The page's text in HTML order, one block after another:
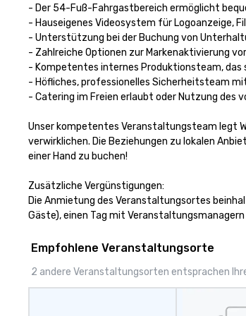
- Der 54-Fuß-Fahrgastbereich ermöglicht
- Hauseigenes Videosystem für Logoanzeige,
- Unterstützung bei der Buchung von
- Zahlreiche Optionen zur Markenaktivierung
- Kompetentes internes Produktionsteam,
- Höfliches, professionelles Sicherheitsteam
- Catering im Freien erlaubt oder Nutzung
Unser kompetentes Veranstaltungsteam legt
verwirklichen. Die Beziehungen zu lokalen
einer Hand zu buchen!
Zusätzliche Vergünstigungen:
Die Anmietung des Veranstaltungsortes
Gäste), einen Tag mit
Empfohlene Veranstaltungsorte
2 andere Veranstaltungsorten entsprachen